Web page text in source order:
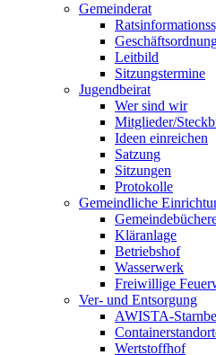
Gemeinderat
Leitbild
Sitzungstermine
Jugendbeirat
Wer sind wir
Mitglieder/
Ideen einreichen
Satzung
Sitzungen
Protokolle
Gemeindliche
Kläranlage
Betriebshof
Wasserwerk
Freiwillige
Ver- und Entsorgung
AWISTA-
Wertstoffhof